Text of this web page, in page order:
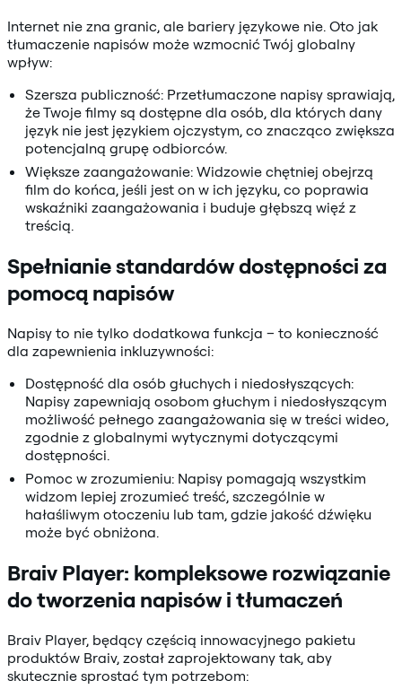
Internet nie zna granic, ale bariery językowe nie. Oto jak
tłumaczenie napisów może wzmocnić Twój globalny
wpływ:
Szersza publiczność: Przetłumaczone napisy sprawiają,
że Twoje filmy są dostępne dla osób, dla których dany
język nie jest językiem ojczystym, co znacząco zwiększa
potencjalną grupę odbiorców.
Większe zaangażowanie: Widzowie chętniej obejrzą
film do końca, jeśli jest on w ich języku, co poprawia
wskaźniki zaangażowania i buduje głębszą więź z
treścią.
Spełnianie standardów dostępności za
pomocą napisów
Napisy to nie tylko dodatkowa funkcja – to konieczność
dla zapewnienia inkluzywności:
Dostępność dla osób głuchych i niedosłyszących:
Napisy zapewniają osobom głuchym i niedosłyszącym
możliwość pełnego zaangażowania się w treści wideo,
zgodnie z globalnymi wytycznymi dotyczącymi
dostępności.
Pomoc w zrozumieniu: Napisy pomagają wszystkim
widzom lepiej zrozumieć treść, szczególnie w
hałaśliwym otoczeniu lub tam, gdzie jakość dźwięku
może być obniżona.
Braiv Player: kompleksowe rozwiązanie
do tworzenia napisów i tłumaczeń
Braiv Player, będący częścią innowacyjnego pakietu
produktów Braiv, został zaprojektowany tak, aby
skutecznie sprostać tym potrzebom: